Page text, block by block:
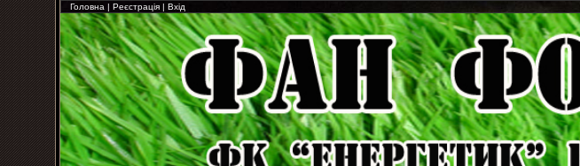
Головна | Реєстрація | Вхід